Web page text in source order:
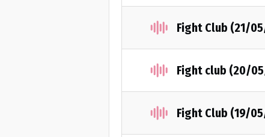
Fight Club (21/
Fight club (20/
Fight Club (19/